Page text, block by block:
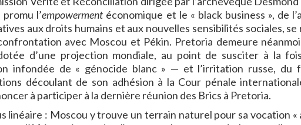
promu l’empowermentéconomique et le « black business », de
aux droits humains et aux nouvelles sensibilités sociales,
avec Moscou et Pékin. Pretoria demeure
d’une projection mondiale, au point de susciter à la
infondée de « génocide blanc » — et l’irritation russe, du
découlant de son adhésion à la Cour pénale
à participer à la dernière réunion des Brics à Pretoria.
linéaire : Moscou y trouve un terrain naturel pour sa vocation «